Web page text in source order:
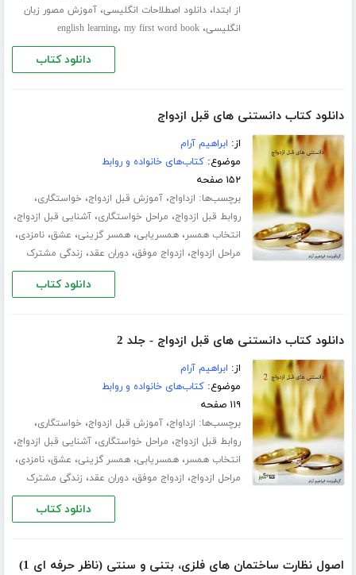
از ابتدا،دانلود اصطلاحات انگلیسی،آموزش مصور زبان
انگلیسی، english learning، my first word book
دانلود کتاب
دانلود کتاب دانستنی های قبل ازدواج
از: ابراهیم آرام
موضوع:کتاب‌های خانواده و روابط
۱۵۲ صفحه
برچسب‌ها: ازداواج،آموزش قبل ازدواج، خواستگاری،
روابط قبل ازدواج، مراحل خواستگاری،آشنایی قبل ازدواج،
انتخاب همسر،همسریابی،همسر گزینی، عشق،نامزدی،
مراحل ازدواج، ازدواج موفق،دوران عقد، زندگی مشترک
دانلود کتاب
دانلود کتاب دانستنی های قبل ازدواج - جلد 2
از: ابراهیم آرام
موضوع:کتاب‌های خانواده و روابط
۱۱۹ صفحه
برچسب‌ها: ازداواج،آموزش قبل ازدواج، خواستگاری،
روابط قبل ازدواج، مراحل خواستگاری،آشنایی قبل ازدواج،
انتخاب همسر،همسریابی،همسر گزینی، عشق،نامزدی،
مراحل ازدواج، ازدواج موفق،دوران عقد، زندگی مشترک
دانلود کتاب
اصول نظارت ساختمان های فلزی، بتنی و سنتی (ناظر حرفه ای 1)